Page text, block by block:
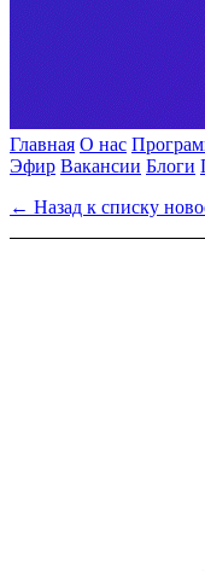
Главная О нас
Эфир Вакансии Блоги
← Назад к списку